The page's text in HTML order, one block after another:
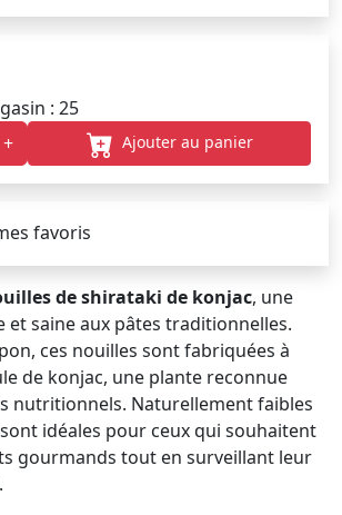
: 25
+ Ajouter au panier
favoris
de shirataki de konjac, une
et saine aux pâtes traditionnelles.
ces nouilles sont fabriquées à
de konjac, une plante reconnue
nutritionnels. Naturellement faibles
idéales pour ceux qui souhaitent
gourmands tout en surveillant leur